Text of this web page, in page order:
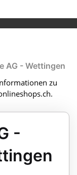
AG - Wettingen
zu
-